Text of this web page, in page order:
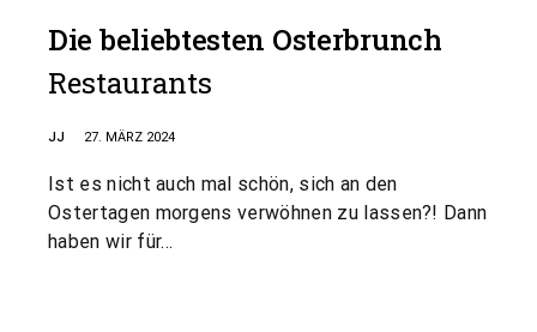
Die beliebtesten Osterbrunch
Restaurants
JJ 27. MÄRZ 2024
Ist es nicht auch mal schön, sich an den
Ostertagen morgens verwöhnen zu lassen?! Dann
haben wir für…